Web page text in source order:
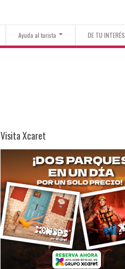
Ayuda al turista DE TU INTERÉS
Visita Xcaret